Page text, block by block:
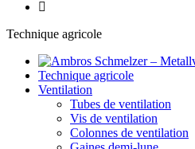
Technique agricole
Technique agricole
Ventilation
Tubes de ventilation
Vis de ventilation
Colonnes de ventilation